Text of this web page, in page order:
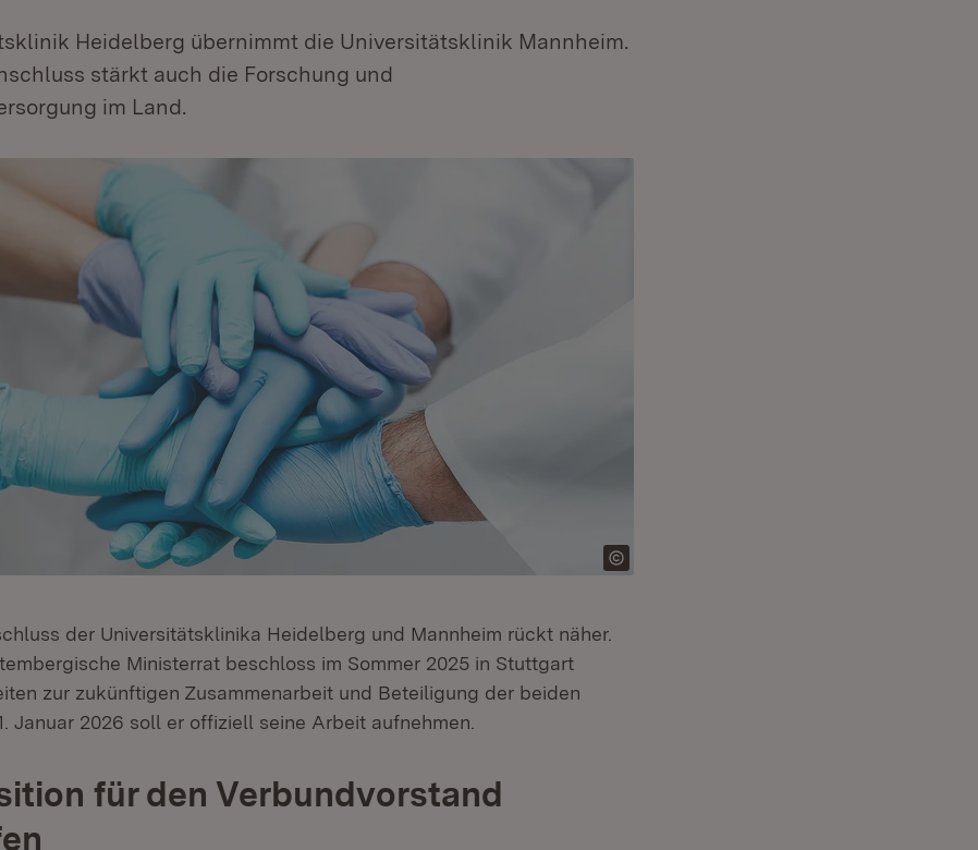
Heidelberg übernimmt die Universitätsklinik Mannheim.
stärkt auch die Forschung und
im Land.
der Universitätsklinika Heidelberg und Mannheim rückt näher.
Ministerrat beschloss im Sommer 2025 in Stuttgart
zur zukünftigen Zusammenarbeit und Beteiligung der beiden
Januar 2026 soll er offiziell seine Arbeit aufnehmen.
für den Verbundvorstand